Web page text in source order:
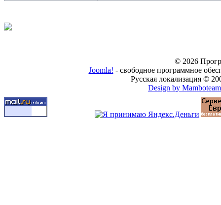
© 2026
Joomla! - свободное программное
Русская локализация ©
Design by